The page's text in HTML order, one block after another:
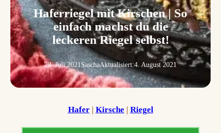
Haferriegel mit Kirschen | So
einfach machst du die
leckeren Riegel selbst!
28. Juli 2021SaschaAktualisiert:4. August 2021
Hafer | Kirsche | Riegel